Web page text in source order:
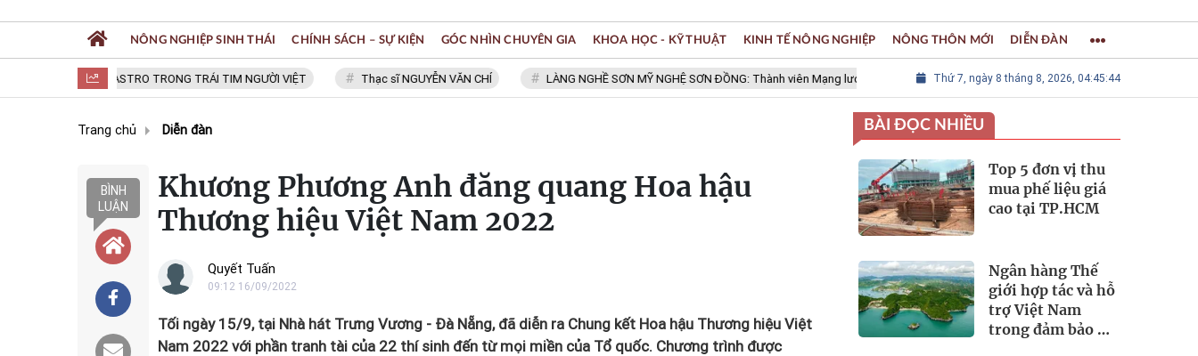
FIDEL CASTRO TRONG TRÁI TIM NGƯỜI VIỆT Thạc sĩ NGUYỄN VĂN CHÍ LÀNG NGHỀ SƠN MỸ NGHỆ SƠN ĐỒNG: Thành viên Mạng lưới các Thành phố Thủ công sáng tạo Thế giới LÀNG NGHỀ
Thứ 7, ngày 8 tháng 8, 2026, 04:45:46
NÔNG NGHIỆP SINH THÁI CHÍNH SÁCH – SỰ KIỆN GÓC NHÌN CHUYÊN GIA KHOA HỌC - KỸ THUẬT KINH TẾ NÔNG NGHIỆP NÔNG THÔN MỚI DIỄN ĐÀN
Trang chủ Diễn đàn
BÌNH
LUẬN
Khương Phương Anh đăng quang Hoa hậu
Thương hiệu Việt Nam 2022
Quyết Tuấn
09:12 16/09/2022
Tối ngày 15/9, tại Nhà hát Trưng Vương - Đà Nẵng, đã diễn ra Chung kết Hoa hậu Thương hiệu Việt
Nam 2022 với phần tranh tài của 22 thí sinh đến từ mọi miền của Tổ quốc. Chương trình được
BÀI ĐỌC NHIỀU
Top 5 đơn vị thu
mua phế liệu giá
cao tại TP.HCM
Ngân hàng Thế
giới hợp tác và hỗ
trợ Việt Nam
trong đảm bảo an